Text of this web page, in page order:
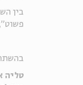
בין
טליה